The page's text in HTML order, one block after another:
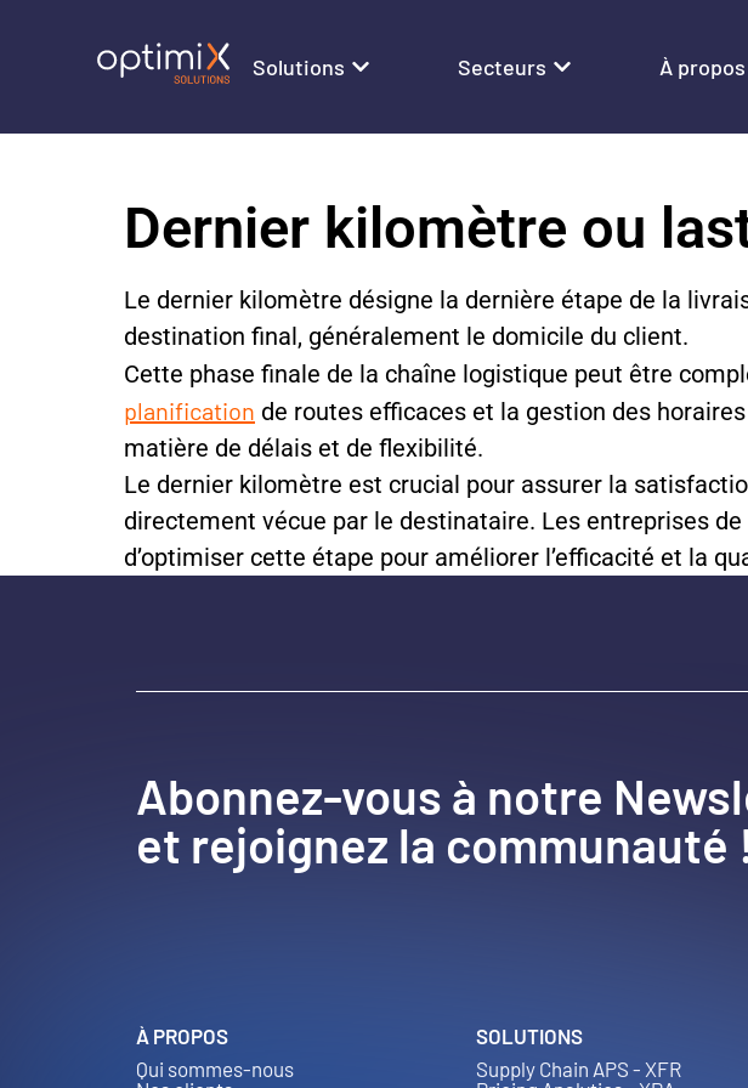
Solutions Secteurs À propos
Dernier kilomètre ou
Le dernier kilomètre désigne la dernière étape de la
destination final, généralement le domicile du client.
Cette phase finale de la chaîne logistique peut être
planification de routes efficaces et la gestion des
matière de délais et de flexibilité.
Le dernier kilomètre est crucial pour assurer la
directement vécue par le destinataire. Les entreprises
d’optimiser cette étape pour améliorer l’efficacité et la
Abonnez-vous à notre
et rejoignez la communauté
À PROPOS
Qui sommes-nous
SOLUTIONS
Supply Chain APS - XFR